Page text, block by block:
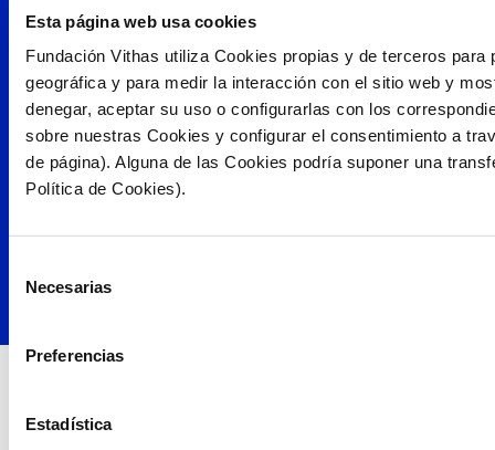
Esta página web usa cookies
Fundación Vithas utiliza Cookies propias y de terceros
geográfica y para medir la interacción con el sitio web y
denegar, aceptar su uso o configurarlas con los
sobre nuestras Cookies y configurar el consentimiento a
de página). Alguna de las Cookies podría suponer una
Política de Cookies).
Necesarias
Preferencias
Estadística
Ayudas cofinanciadas por FEDER/FSE+
Nota legal
Política de privacidad